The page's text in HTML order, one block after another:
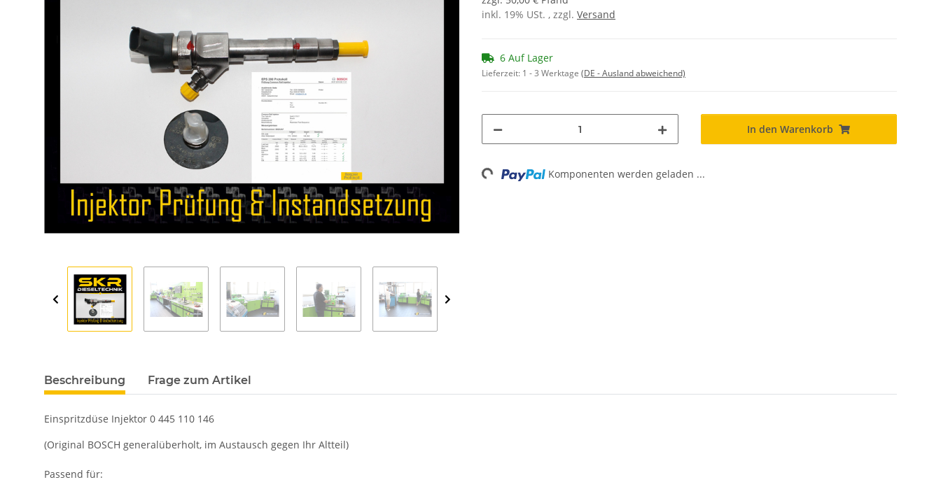
inkl. 19% USt. , zzgl. Versand
6 Auf Lager
Lieferzeit: 1 - 3 Werktage (DE - Ausland abweichend)
In den Warenkorb
Loading... Komponenten werden geladen ...
Beschreibung Frage zum Artikel
Einspritzdüse Injektor 0 445 110 146
(Original BOSCH generalüberholt, im Austausch gegen Ihr Altteil)
Passend für: